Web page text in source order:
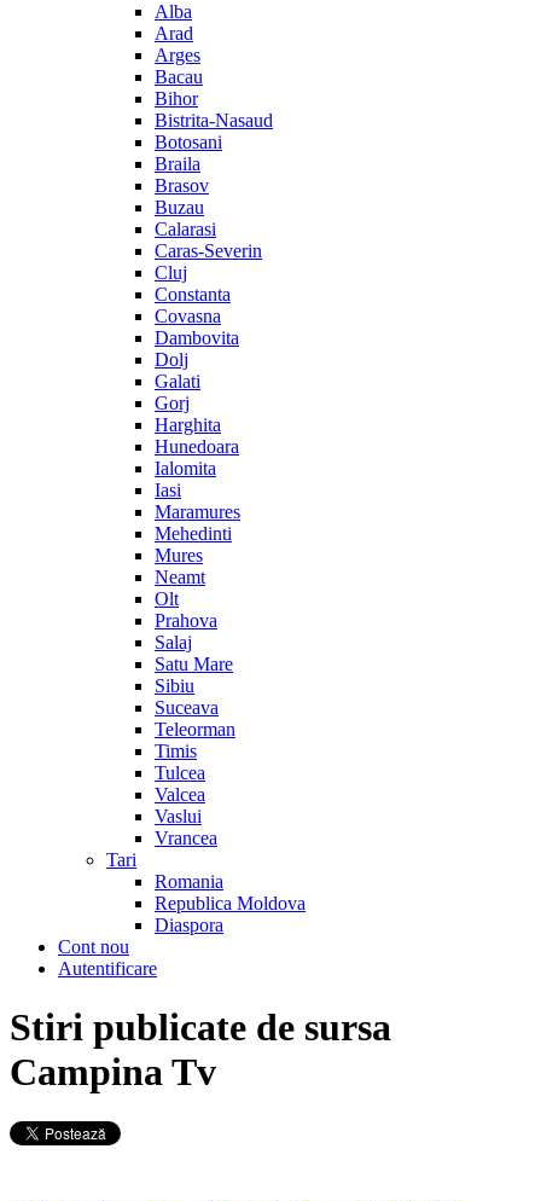
Alba
Arad
Arges
Bacau
Bihor
Bistrita-Nasaud
Botosani
Braila
Brasov
Buzau
Calarasi
Caras-Severin
Cluj
Constanta
Covasna
Dambovita
Dolj
Galati
Gorj
Harghita
Hunedoara
Ialomita
Iasi
Maramures
Mehedinti
Mures
Neamt
Olt
Prahova
Salaj
Satu Mare
Sibiu
Suceava
Teleorman
Timis
Tulcea
Valcea
Vaslui
Vrancea
Tari
Romania
Republica Moldova
Diaspora
Cont nou
Autentificare
Stiri publicate de sursa
Campina Tv